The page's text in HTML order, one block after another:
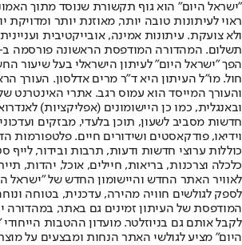
"ישראל היום" הוא גוף תקשורת שנוסד מתוך
ראוי לעיתונות טובה יותר, מאוזנת יותר ומדויקת
ולא צועקת. עיתונות אמינה, אובייקטיבית
הפך "ישראל היום" לעיתון הישראלי בעל שיעור
חול. מו"ל העיתון היא ד"ר מרים אדלסון. העורך
והעורך המייסד הוא עמוס רגב. אתרי האינטרנט
חדשות מסביב לשעון, תוכן בלעדי, מבזקים
וידיאו, פודקאסטים ושידורים חיים. פלטפורמות
כוללות ערוצי חדשות ודעות, תרבות ובידור, לייף
לאוויר האתר החדש והיישומון החדש של "ישראל
לספק לגולשים חוויה מהירה, עדכנית, בטוחה
המודפסת של העיתון זמינים גם באתר, במהדורה
לקבל אותם גם בניוזלטר. מועדון ההטבות
היום" מציע לגולשי האתר הנחות ומבצעים על